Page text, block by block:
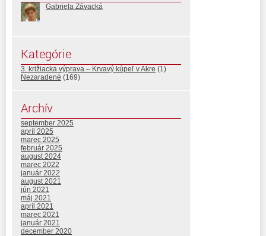
Gabriela Závacká
Kategórie
3. križiacka výprava – Krvavý kúpeľ v Akre (1)
Nezaradené (169)
Archív
september 2025
apríl 2025
marec 2025
február 2025
august 2024
marec 2022
január 2022
august 2021
jún 2021
máj 2021
apríl 2021
marec 2021
január 2021
december 2020